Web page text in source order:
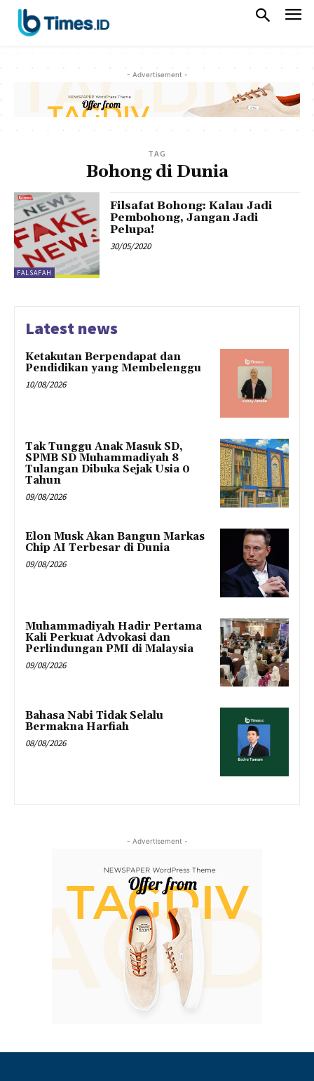
- Advertisement -
TAG
Bohong di Dunia
FALSAFAH
Filsafat Bohong: Kalau Jadi
Pembohong, Jangan Jadi
Pelupa!
30/05/2020
Latest news
Ketakutan Berpendapat dan
Pendidikan yang Membelenggu
10/08/2026
Tak Tunggu Anak Masuk SD,
SPMB SD Muhammadiyah 8
Tulangan Dibuka Sejak Usia 0
Tahun
09/08/2026
Elon Musk Akan Bangun Markas
Chip AI Terbesar di Dunia
09/08/2026
Muhammadiyah Hadir Pertama
Kali Perkuat Advokasi dan
Perlindungan PMI di Malaysia
09/08/2026
Bahasa Nabi Tidak Selalu
Bermakna Harfiah
08/08/2026
- Advertisement -